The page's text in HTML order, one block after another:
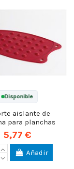
Disponible
aislante de
para planchas
5,77 €
Añadir